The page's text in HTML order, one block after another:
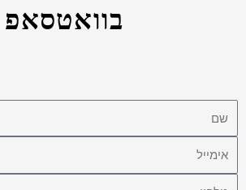
בוואטסאפ